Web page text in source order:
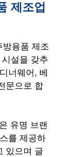
제조업
방용품 제조
설을 갖추
너웨어, 베
문으로 합
유명 브랜
를 제공하
있으며 글